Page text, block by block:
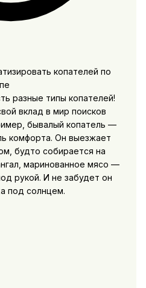
разные типы копателей!
вклад в мир поисков
бывалый копатель —
комфорта. Он выезжает
будто собирается на
маринованное мясо —
рукой. И не забудет он
под солнцем.